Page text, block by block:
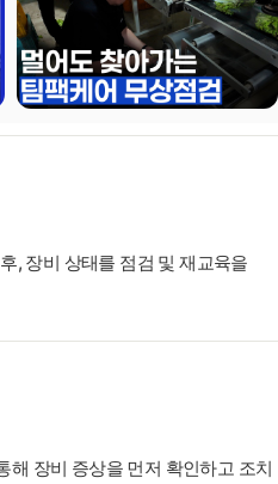
, 장비 상태를 점검 및 재교육을
해 장비 증상을 먼저 확인하고 조치